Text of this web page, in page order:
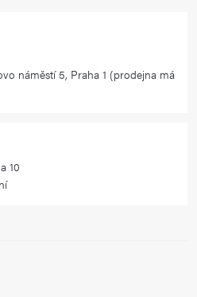
náměstí 5, Praha 1 (prodejna má
10